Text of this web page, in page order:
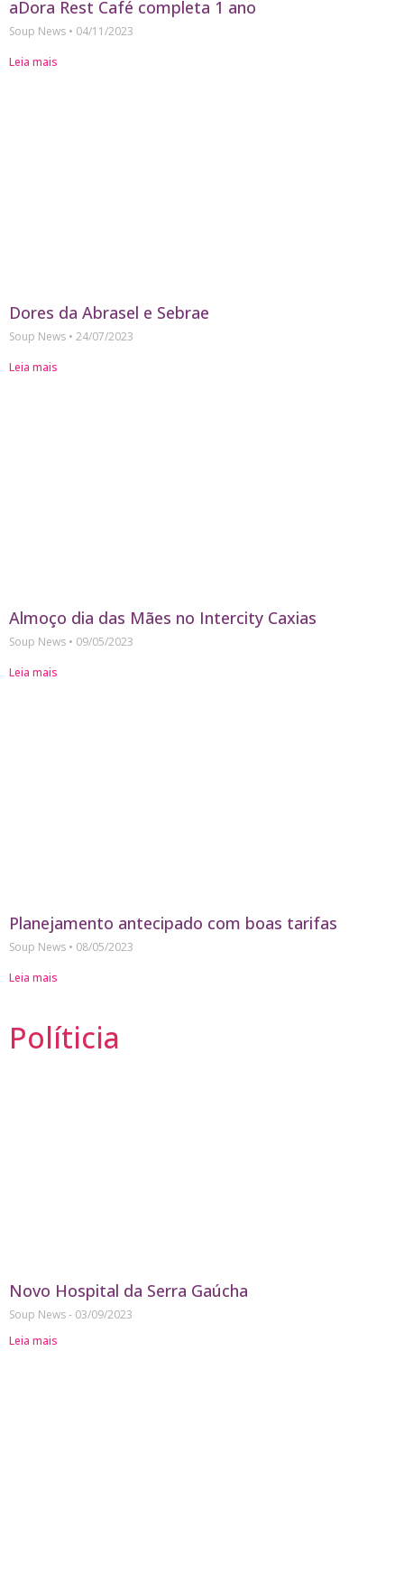
aDora Rest Café completa 1 ano
Soup News
04/11/2023
Leia mais
Dores da Abrasel e Sebrae
Soup News
24/07/2023
Leia mais
Almoço dia das Mães no Intercity Caxias
Soup News
09/05/2023
Leia mais
Planejamento antecipado com boas tarifas
Soup News
08/05/2023
Leia mais
Políticia
Novo Hospital da Serra Gaúcha
Soup News
03/09/2023
Leia mais